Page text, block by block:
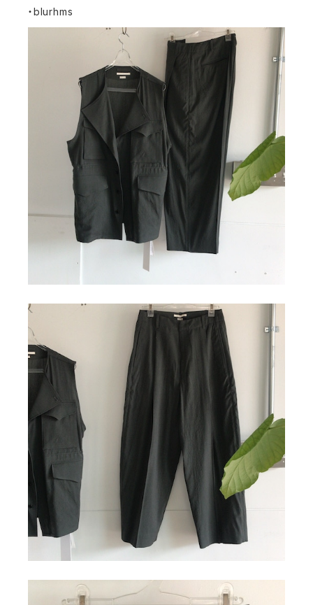
・blurhms